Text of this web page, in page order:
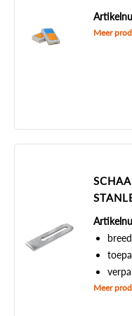
Meer
Meer